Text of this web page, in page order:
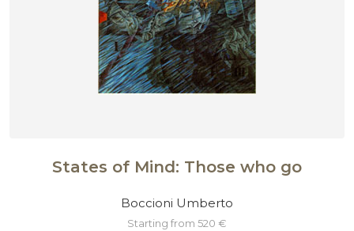
States of Mind: Those who go
Boccioni Umberto
starting from 520 €